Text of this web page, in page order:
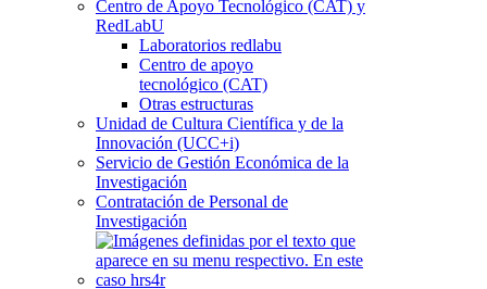
Centro de Apoyo Tecnológico (CAT) y
RedLabU
Laboratorios redlabu
Centro de apoyo
tecnológico (CAT)
Otras estructuras
Unidad de Cultura Científica y de la
Innovación (UCC+i)
Servicio de Gestión Económica de la
Investigación
Contratación de Personal de
Investigación